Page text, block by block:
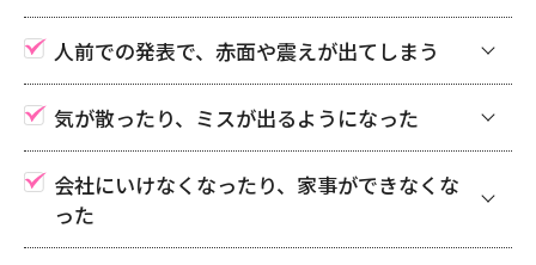
人前での発表で、赤面や震えが出てしまう
気が散ったり、ミスが出るようになった
会社にいけなくなったり、家事ができなくな
った